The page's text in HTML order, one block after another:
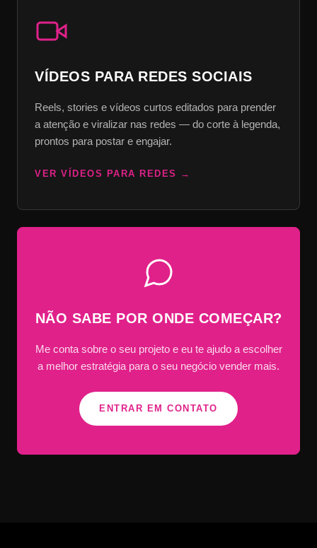
VÍDEOS PARA REDES SOCIAIS
Reels, stories e vídeos curtos editados para prender
a atenção e viralizar nas redes — do corte à legenda,
prontos para postar e engajar.
VER VÍDEOS PARA REDES
NÃO SABE POR ONDE COMEÇAR?
Me conta sobre o seu projeto e eu te ajudo a escolher
a melhor estratégia para o seu negócio vender mais.
ENTRAR EM CONTATO